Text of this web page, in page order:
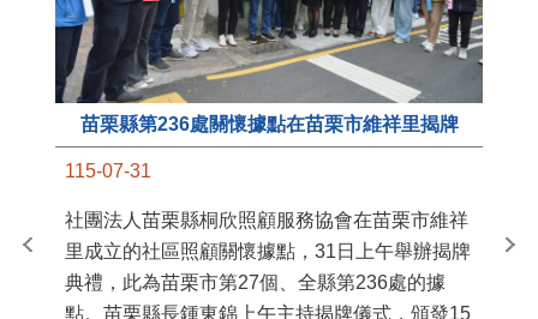
苗栗縣第236處關懷據點在苗栗市維祥里揭牌
115-07-31
社團法人苗栗縣桐欣照顧服務協會在苗栗市維祥
里成立的社區照顧關懷據點，31日上午舉辦揭牌
典禮，此為苗栗市第27個、全縣第236處的據
點。苗栗縣長鍾東錦上午主持揭牌儀式，頒發15
苗